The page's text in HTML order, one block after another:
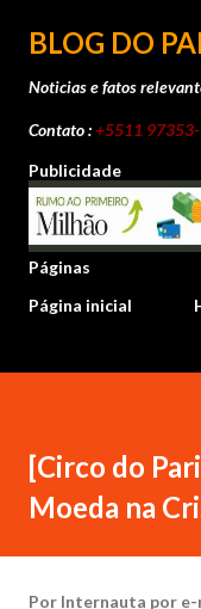
Pular
BLOG DO
Noticias e fatos
Contato :+5511
Publicidade
Páginas
Página inicial
[Circo do
Moeda na
Por Internauta por e-